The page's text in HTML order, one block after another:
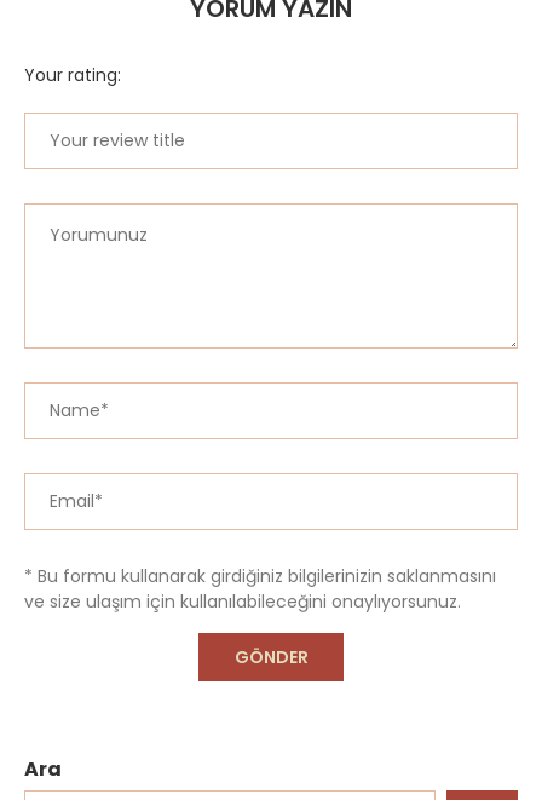
YORUM YAZIN
Your rating:
* Bu formu kullanarak girdiğiniz bilgilerinizin saklanmasını
ve size ulaşım için kullanılabileceğini onaylıyorsunuz.
Ara